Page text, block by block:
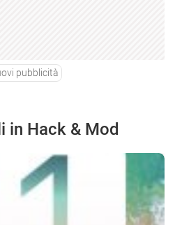
pubblicità
in Hack & Mod